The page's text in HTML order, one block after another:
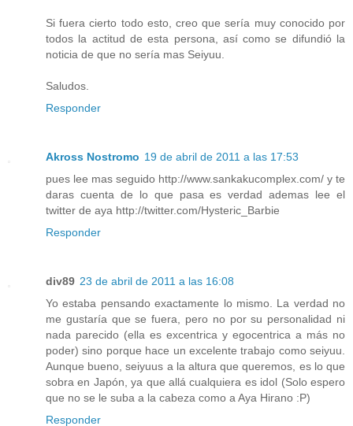
Si fuera cierto todo esto, creo que sería muy conocido por
todos la actitud de esta persona, así como se difundió la
noticia de que no sería mas Seiyuu.
Saludos.
Responder
Akross Nostromo 19 de abril de 2011 a las 17:53
pues lee mas seguido http://www.sankakucomplex.com/ y te
daras cuenta de lo que pasa es verdad ademas lee el
twitter de aya http://twitter.com/Hysteric_Barbie
Responder
div89 23 de abril de 2011 a las 16:08
Yo estaba pensando exactamente lo mismo. La verdad no
me gustaría que se fuera, pero no por su personalidad ni
nada parecido (ella es excentrica y egocentrica a más no
poder) sino porque hace un excelente trabajo como seiyuu.
Aunque bueno, seiyuus a la altura que queremos, es lo que
sobra en Japón, ya que allá cualquiera es idol (Solo espero
que no se le suba a la cabeza como a Aya Hirano :P)
Responder